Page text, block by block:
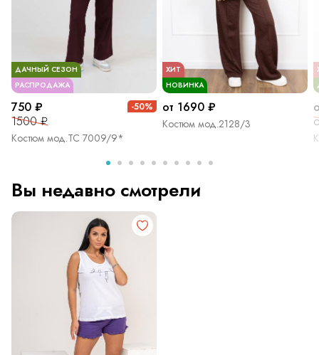
ДАЧНЫЙ СЕЗОН
РАСПРОДАЖА
750 ₽
1500 ₽
-50%
Костюм мод.ТС 7009/9*
ХИТ
НОВИНКА
от 1690 ₽
Костюм мод.2128/3
Вы недавно смотрели